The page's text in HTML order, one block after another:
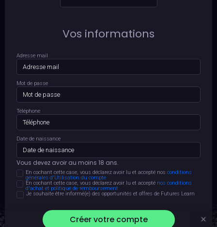
Vos informations
Adresse mail
Mot de passe
Téléphone
Date de naissance
Vous devez avoir au moins 18 ans.
En cochant cette case, vous déclarez avoir lu et accepté nosconditions
générales d'Utilisation du compte
En cochant cette case, vous déclarez avoir lu et accepté nos conditions
d'achat et politique de remboursement
Je souhaite être informé(e) des opportunités et offres de Futures Learn
Créer votre compte